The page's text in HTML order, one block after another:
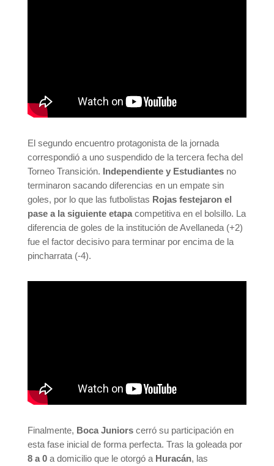
El segundo encuentro protagonista de la jornada
correspondió a uno suspendido de la tercera fecha del
Torneo Transición. Independiente y Estudiantes no
terminaron sacando diferencias en un empate sin
goles, por lo que las futbolistas Rojas festejaron el
pase a la siguiente etapa competitiva en el bolsillo. La
diferencia de goles de la institución de Avellaneda (+2)
fue el factor decisivo para terminar por encima de la
pincharrata (-4).
Finalmente, Boca Juniorscerró su participación en
esta fase inicial de forma perfecta. Tras la goleada por
8 a 0a domicilio que le otorgó a Huracán, las